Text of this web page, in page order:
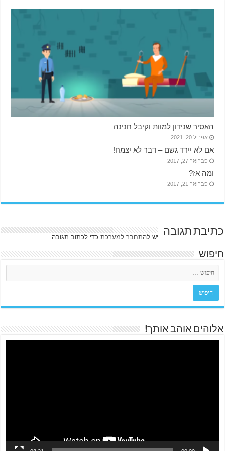
האסיר שנידון למוות וקיבל חנינה
אפריל 20, 2021
אם לא יירד גשם – דבר לא יצמח!
פברואר 27, 2017
ומה אז?
פברואר 21, 2017
כתיבת תגובה ישלהתחבר למערכת כדי לכתוב תגובה.
חיפוש
אלוהים אוהב אותך!